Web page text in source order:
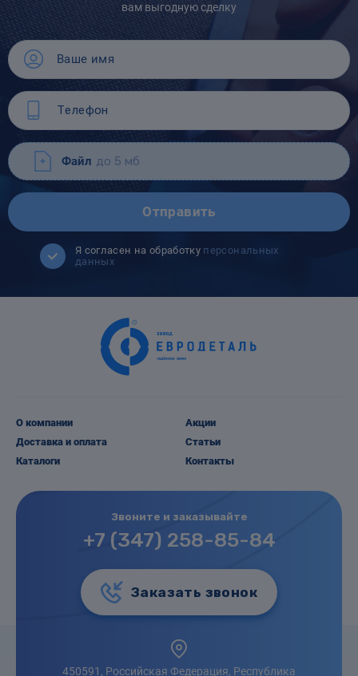
вам выгодную сделку
Файл до 5 мб
Отправить
Я согласен на обработку персональных
данных
О компании
Доставка и оплата
Каталоги
Акции
Статьи
Контакты
Звоните и заказывайте
+7 (347) 258-85-84
Заказать звонок
450591, Российская Федерация, Республика